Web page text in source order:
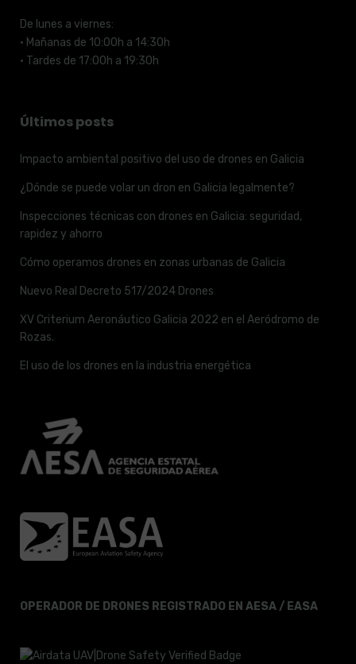
De lunes a viernes:
· Mañanas de 10:00h a 14:30h
· Tardes de 17:00h a 19:30h
Últimos posts
Impacto ambiental positivo del uso de drones en Galicia
¿Dónde se puede volar un dron en Galicia legalmente?
Inspecciones técnicas con drones en Galicia: seguridad,
rapidez y ahorro
Cómo operamos drones en zonas urbanas de Galicia
Nuevo Real Decreto 517/2024 Drones
XV Criterium Aeronáutico Galicia 2022 en el Aeródromo de
Rozas.
El uso de los drones en la industria energética
OPERADOR DE DRONES REGISTRADO EN AESA / EASA